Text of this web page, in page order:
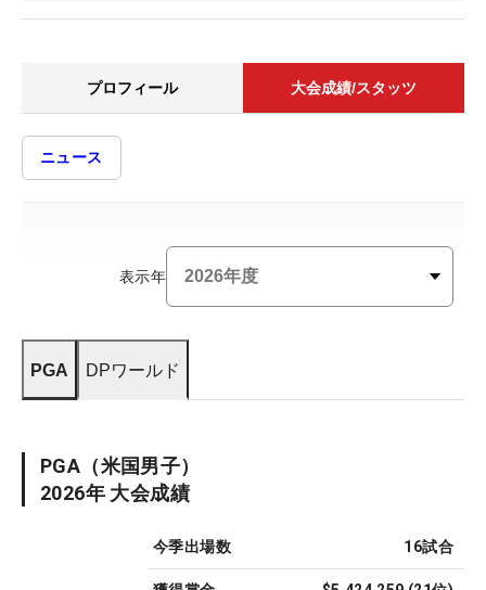
プロフィール 大会成績/スタッツ
ニュース
表示年
PGA DPワールド
PGA （米国男子）
2026年 大会成績
今季出場数 16試合